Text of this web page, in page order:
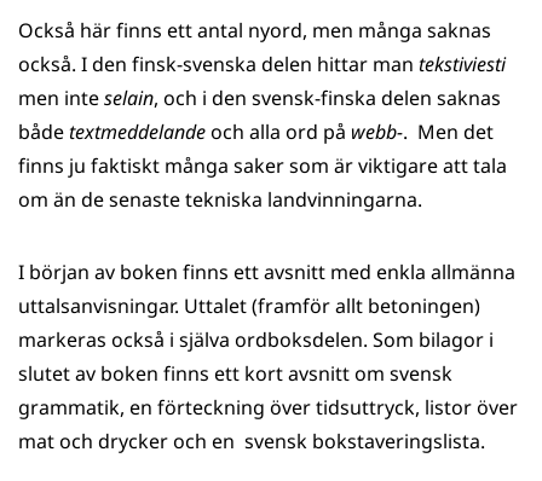
Också här finns ett antal nyord, men många saknas
också. I den finsk-svenska delen hittar man tekstiviesti
men inteselain, och i den svensk-finska delen saknas
bådetextmeddelandeoch alla ord på webb-. Men det
finns ju faktiskt många saker som är viktigare att tala
om än de senaste tekniska landvinningarna.
I början av boken finns ett avsnitt med enkla allmänna
uttalsanvisningar. Uttalet (framför allt betoningen)
markeras också i själva ordboks­delen. Som bilagor i
slutet av boken finns ett kort avsnitt om svensk
grammatik, en förteckning över tidsuttryck, listor över
mat och drycker och en svensk bokstaveringslista.